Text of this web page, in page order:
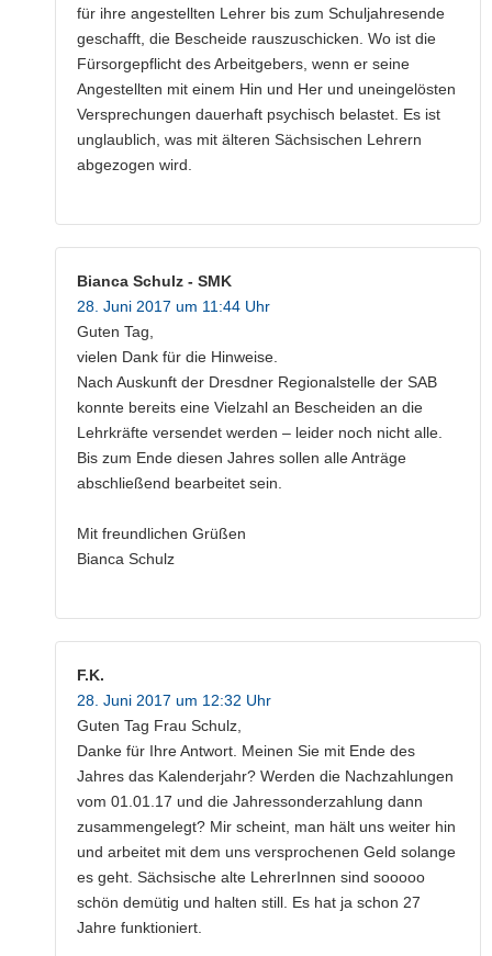
für ihre angestellten Lehrer bis zum Schuljahresende
geschafft, die Bescheide rauszuschicken. Wo ist die
Fürsorgepflicht des Arbeitgebers, wenn er seine
Angestellten mit einem Hin und Her und uneingelösten
Versprechungen dauerhaft psychisch belastet. Es ist
unglaublich, was mit älteren Sächsischen Lehrern
abgezogen wird.
Bianca Schulz - SMK
28. Juni 2017 um 11:44 Uhr
Guten Tag,
vielen Dank für die Hinweise.
Nach Auskunft der Dresdner Regionalstelle der SAB
konnte bereits eine Vielzahl an Bescheiden an die
Lehrkräfte versendet werden – leider noch nicht alle.
Bis zum Ende diesen Jahres sollen alle Anträge
abschließend bearbeitet sein.
Mit freundlichen Grüßen
Bianca Schulz
F.K.
28. Juni 2017 um 12:32 Uhr
Guten Tag Frau Schulz,
Danke für Ihre Antwort. Meinen Sie mit Ende des
Jahres das Kalenderjahr? Werden die Nachzahlungen
vom 01.01.17 und die Jahressonderzahlung dann
zusammengelegt? Mir scheint, man hält uns weiter hin
und arbeitet mit dem uns versprochenen Geld solange
es geht. Sächsische alte LehrerInnen sind sooooo
schön demütig und halten still. Es hat ja schon 27
Jahre funktioniert.